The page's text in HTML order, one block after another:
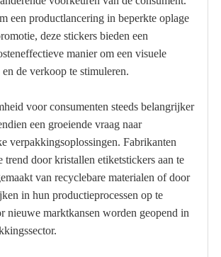
een ​​productlancering in beperkte oplage
deze stickers bieden een
manier om een ​​visuele
de verkoop te stimuleren.
voor consumenten steeds belangrijker
een groeiende vraag naar
verpakkingsoplossingen. Fabrikanten
trend door kristallen etiketstickers aan te
van recyclebare materialen of door
in hun productieprocessen op te
nieuwe marktkansen worden geopend in